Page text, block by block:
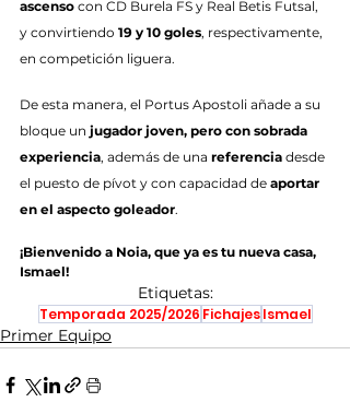
ascenso con CD Burela FS y Real Betis Futsal,
y convirtiendo 19 y 10 goles, respectivamente,
en competición liguera.
De esta manera, el Portus Apostoli añade a su
bloque un jugador joven, pero con sobrada
experiencia, además de una referencia desde
el puesto de pívot y con capacidad de aportar
en el aspecto goleador.
¡Bienvenido a Noia, que ya es tu nueva casa,
Ismael!
Etiquetas:
Temporada 2025/2026 Fichajes Ismael
Primer Equipo